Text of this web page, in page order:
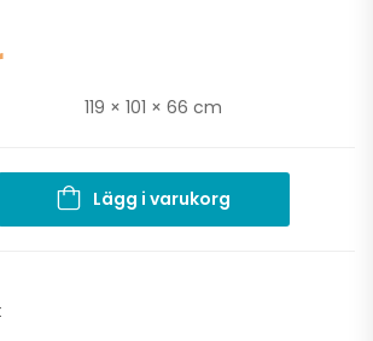
119 × 101 × 66 cm
Lägg i varukorg